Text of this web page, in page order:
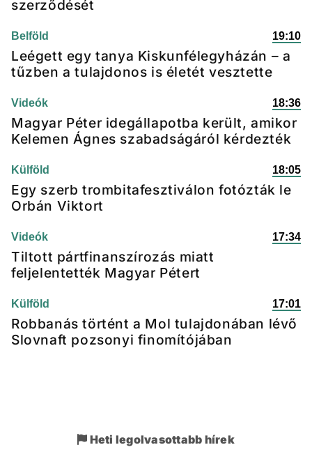
szerződését
Belföld 19:10
Leégett egy tanya Kiskunfélegyházán – a
tűzben a tulajdonos is életét vesztette
Videók 18:36
Magyar Péter idegállapotba került, amikor
Kelemen Ágnes szabadságáról kérdezték
Külföld 18:05
Egy szerb trombitafesztiválon fotózták le
Orbán Viktort
Videók 17:34
Tiltott pártfinanszírozás miatt
feljelentették Magyar Pétert
Külföld 17:01
Robbanás történt a Mol tulajdonában lévő
Slovnaft pozsonyi finomítójában
Heti legolvasottabb hírek